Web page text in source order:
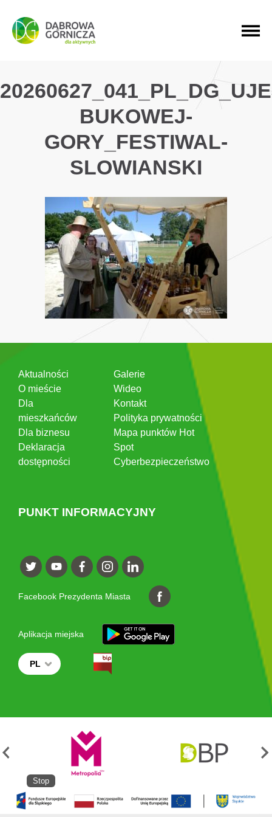
PRZEJDŹ DO MENU GŁÓWNEGO
PRZEJDŹ DO WYSZUKIWARKI
PRZEJDŹ DO TREŚCI
BUKOWEJ-
GORY_FESTIWAL-
SLOWIANSKI
Aktualności
O mieście
Dla
mieszkańców
Dla biznesu
Deklaracja
dostępności
Galerie
Wideo
Kontakt
Polityka prywatności
Mapa punktów Hot
Spot
Cyberbezpieczeństwo
PUNKT INFORMACYJNY
Facebook Prezydenta Miasta
Aplikacja miejska
PL
Stop